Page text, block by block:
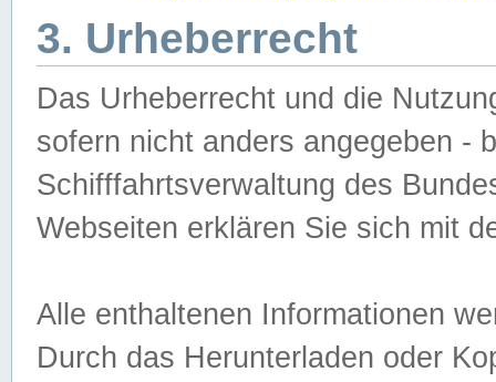
3. Urheberrecht
Das Urheberrecht und die
sofern nicht anders angegeben -
Schifffahrtsverwaltung des
Webseiten erklären Sie sich mit
Alle enthaltenen Informationen
Durch das Herunterladen oder